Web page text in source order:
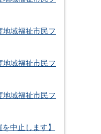
地域福祉市民フ
地域福祉市民フ
地域福祉市民フ
を中止します】